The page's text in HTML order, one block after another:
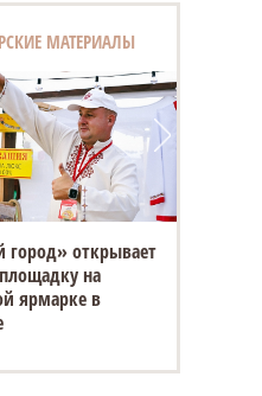
МАТЕРИАЛЫ
город» открывает
на
ярмарке в